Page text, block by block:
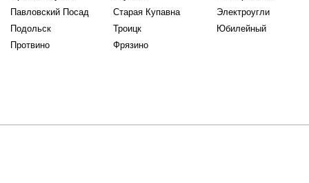
Павловский Посад
Подольск
Протвино
Старая Купавна
Троицк
Фрязино
Электроугли
Юбилейный